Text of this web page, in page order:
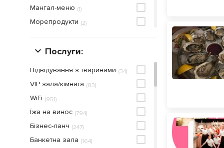
(1)
Мангал-меню
(2)
Морепродукти
(2)
Піца
(1)
РибнаПослуги:
(34)
Відвідування з тваринами
(83)
VIP зала/кімната
(951)
WiFi
(794)
Їжа на винос
(247)
Бiзнес-ланч
(164)
Банкетна зала